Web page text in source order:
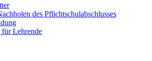
des Pflichtschulabschlusses
für Lehrende